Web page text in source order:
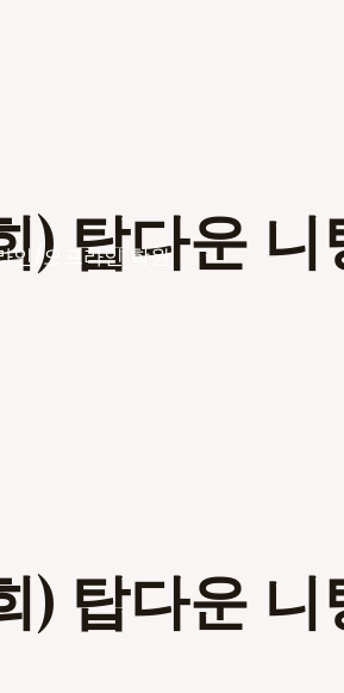
인/오프라인 학원
) 탑다운 니
) 탑다운 니